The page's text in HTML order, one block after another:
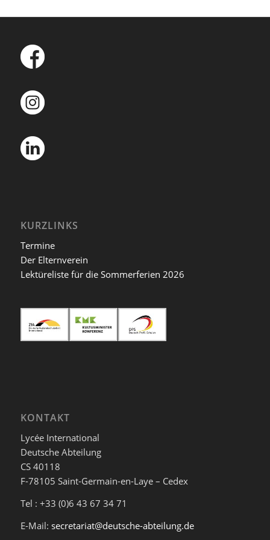
KURZLINKS
Termine
Der Elternverein
Lektüreliste für die Sommerferien 2026
KONTAKT
Lycée International
Deutsche Abteilung
CS 40118
F-78105 Saint-Germain-en-Laye – Cedex
Tel : +33 (0)6 43 67 34 71
E-Mail: secretariat@deutsche-abteilung.de